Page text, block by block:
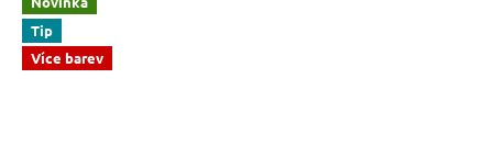
Tip
Více barev